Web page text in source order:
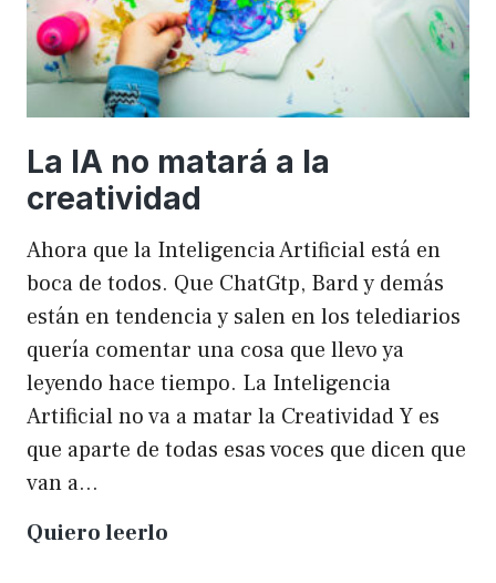
el
rendimiento
y
el
SEO
La IA no matará a la
creatividad
Ahora que la Inteligencia Artificial está en
boca de todos. Que ChatGtp, Bard y demás
están en tendencia y salen en los telediarios
quería comentar una cosa que llevo ya
leyendo hace tiempo. La Inteligencia
Artificial no va a matar la Creatividad Y es
que aparte de todas esas voces que dicen que
van a…
Quiero leerlo